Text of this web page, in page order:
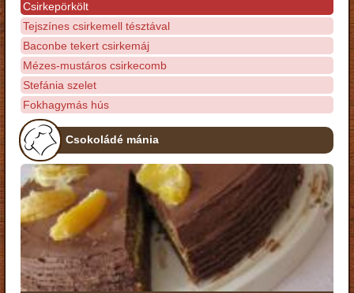
Csirkepörkölt
Tejszínes csirkemell tésztával
Baconbe tekert csirkemáj
Mézes-mustáros csirkecomb
Stefánia szelet
Fokhagymás hús
Csokoládé mánia